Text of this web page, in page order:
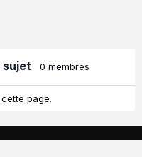
sujet 0 membres
page.